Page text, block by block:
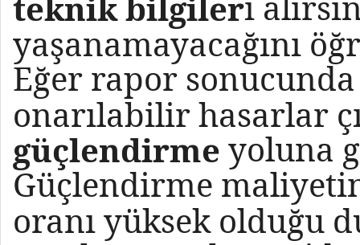
yaşanamayacağını
Eğer rapor sonucunda
onarılabilir hasarlar
güçlendirme yoluna
Güçlendirme
oranı yüksek olduğu